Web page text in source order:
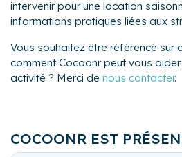
intervenir pour une location
informations pratiques liées aux
Vous souhaitez être référencé sur
comment Cocoonr peut vous
activité ? Merci de nous contacter.
COCOONR EST